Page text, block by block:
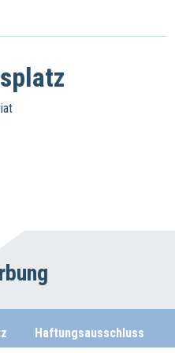
Haftungsausschluss